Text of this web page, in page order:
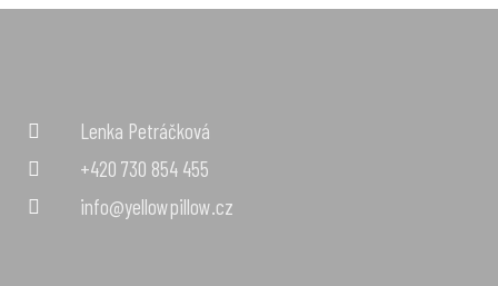
Lenka Petráčková
+420 730 854 455
info@yellowpillow.cz